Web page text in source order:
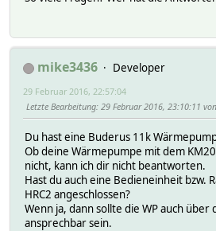
mike3436
Developer
29 Februar 2016, 22:57:04
Letzte Bearbeitung: 29 Februar 2016, 23:10:11
Du hast eine Buderus 11k
Ob deine Wärmepumpe mit dem
nicht, kann ich dir nicht beantworten.
Hast du auch eine Bedieneinheit bzw.
HRC2 angeschlossen?
Wenn ja, dann sollte die WP auch über
ansprechbar sein.